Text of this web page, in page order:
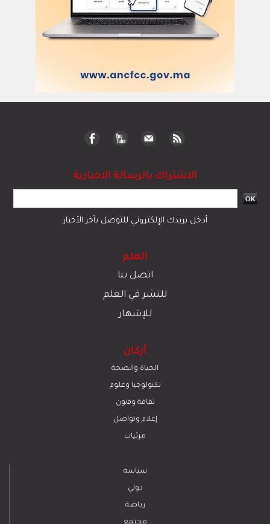
الاشتراك بالرسالة الاخبارية
أدخل بريدك الإلكتروني للتوصل بآخر الأخبار
العلم
اتصل بنا
للنشر في العلم
للإشهار
أركان
الحياة والصحة
تكنولوجيا وعلوم
ﺛﻘﺎﻓﺔ وﻓﻧون
إعلام وتواصل
مرئيات
سياسة
دولي
رياضة